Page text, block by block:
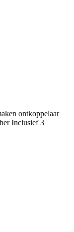
ontkoppelaar
Inclusief 3